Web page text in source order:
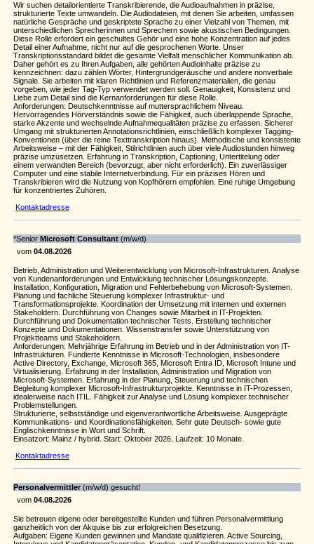
Wir suchen detailorientierte Transkribierende, die Audioaufnahmen in präzise,
strukturierte Texte umwandeln. Die Audiodateien, mit denen Sie arbeiten, umfassen
natürliche Gespräche und geskriptete Sprache zu einer Vielzahl von Themen, mit
unterschiedlichen Sprecherinnen und Sprechern sowie akustischen Bedingungen.
Diese Rolle erfordert ein geschultes Gehör und eine hohe Konzentration auf jedes
Detail einer Aufnahme, nicht nur auf die gesprochenen Worte. Unser
Transkriptionsstandard bildet die gesamte Vielfalt menschlicher Kommunikation ab.
Daher gehört es zu Ihren Aufgaben, alle gehörten Audioinhalte präzise zu
kennzeichnen: dazu zählen Wörter, Hintergrundgeräusche und andere nonverbale
Signale. Sie arbeiten mit klaren Richtlinien und Referenzmaterialien, die genau
vorgeben, wie jeder Tag-Typ verwendet werden soll. Genauigkeit, Konsistenz und
Liebe zum Detail sind die Kernanforderungen für diese Rolle.
Anforderungen: Deutschkenntnisse auf muttersprachlichem Niveau.
Hervorragendes Hörverständnis sowie die Fähigkeit, auch überlappende Sprache,
starke Akzente und wechselnde Aufnahmequalitäten präzise zu erfassen. Sicherer
Umgang mit strukturierten Annotationsrichtlinien, einschließlich komplexer Tagging-
Konventionen (über die reine Texttranskription hinaus). Methodische und konsistente
Arbeitsweise – mit der Fähigkeit, Stilrichtlinien auch über viele Audiostunden hinweg
präzise umzusetzen. Erfahrung in Transkription, Captioning, Untertitelung oder
einem verwandten Bereich (bevorzugt, aber nicht erforderlich). Ein zuverlässiger
Computer und eine stabile Internetverbindung. Für ein präzises Hören und
Transkribieren wird die Nutzung von Kopfhörern empfohlen. Eine ruhige Umgebung
für konzentriertes Zuhören.
Kontaktadresse
*Senior Microsoft Consultant (m/w/d)
vom 04.08.2026
Betrieb, Administration und Weiterentwicklung von Microsoft-Infrastrukturen. Analyse
von Kundenanforderungen und Entwicklung technischer Lösungskonzepte.
Installation, Konfiguration, Migration und Fehlerbehebung von Microsoft-Systemen.
Planung und fachliche Steuerung komplexer Infrastruktur- und
Transformationsprojekte. Koordination der Umsetzung mit internen und externen
Stakeholdern. Durchführung von Changes sowie Mitarbeit in IT-Projekten.
Durchführung und Dokumentation technischer Tests. Erstellung technischer
Konzepte und Dokumentationen. Wissenstransfer sowie Unterstützung von
Projektteams und Stakeholdern.
Anforderungen: Mehrjährige Erfahrung im Betrieb und in der Administration von IT-
Infrastrukturen. Fundierte Kenntnisse in Microsoft-Technologien, insbesondere
Active Directory, Exchange, Microsoft 365, Microsoft Entra ID, Microsoft Intune und
Virtualisierung. Erfahrung in der Installation, Administration und Migration von
Microsoft-Systemen. Erfahrung in der Planung, Steuerung und technischen
Begleitung komplexer Microsoft-Infrastrukturprojekte. Kenntnisse in IT-Prozessen,
idealerweise nach ITIL. Fähigkeit zur Analyse und Lösung komplexer technischer
Problemstellungen.
Strukturierte, selbstständige und eigenverantwortliche Arbeitsweise. Ausgeprägte
Kommunikations- und Koordinationsfähigkeiten. Sehr gute Deutsch- sowie gute
Englischkenntnisse in Wort und Schrift.
Einsatzort: Mainz / hybrid. Start: Oktober 2026. Laufzeit: 10 Monate.
Kontaktadresse
Personalvermittler (m/w/d) gesucht!
vom 04.08.2026
Sie betreuen eigene oder bereitgestellte Kunden und führen Personalvermittlung
ganzheitlich von der Akquise bis zur erfolgreichen Besetzung.
Aufgaben: Eigene Kunden gewinnen und Mandate qualifizieren. Active Sourcing,